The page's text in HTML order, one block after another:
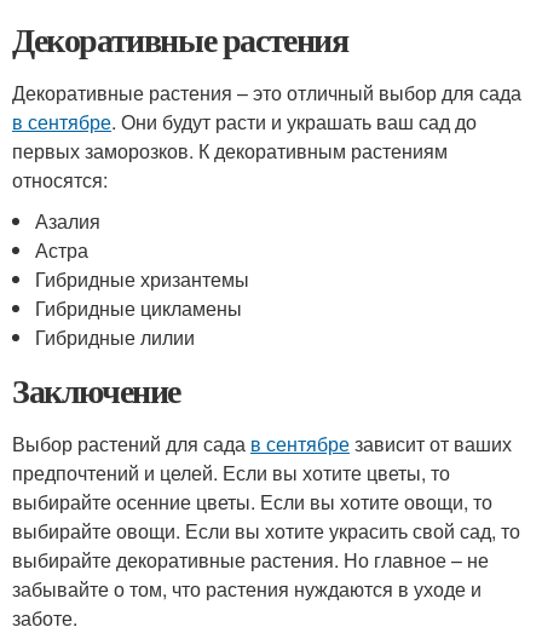
Декоративные растения
Декоративные растения – это отличный выбор для сада
в сентябре. Они будут расти и украшать ваш сад до
первых заморозков. К декоративным растениям
относятся:
Азалия
Астра
Гибридные хризантемы
Гибридные цикламены
Гибридные лилии
Заключение
Выбор растений для сада в сентябрезависит от ваших
предпочтений и целей. Если вы хотите цветы, то
выбирайте осенние цветы. Если вы хотите овощи, то
выбирайте овощи. Если вы хотите украсить свой сад, то
выбирайте декоративные растения. Но главное – не
забывайте о том, что растения нуждаются в уходе и
заботе.